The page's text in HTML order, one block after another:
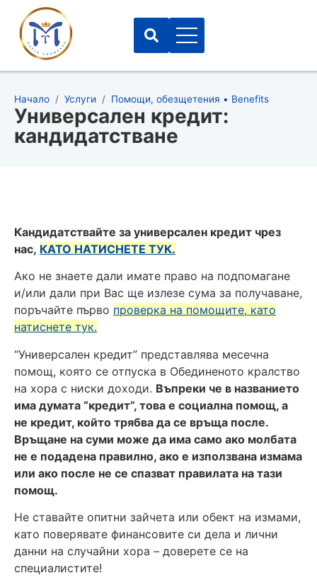
Начало / Услуги / Помощи, обезщетения • Benefits
Универсален кредит:
кандидатстване
Кандидатствайте за универсален кредит чрез
нас, КАТО НАТИСНЕТЕ ТУК.
Ако не знаете дали имате право на подпомагане
и/или дали при Вас ще излезе сума за получаване,
поръчайте първо проверка на помощите, като
натиснете тук.
“Универсален кредит” представлява месечна
помощ, която се отпуска в Обединеното кралство
на хора с ниски доходи. Въпреки че в названието
има думата “кредит”, това е социална помощ, а
не кредит, който трябва да се връща после.
Връщане на суми може да има само ако молбата
не е подадена правилно, ако е използвана измама
или ако после не се спазват правилата на тази
помощ.
Не ставайте опитни зайчета или обект на измами,
като поверявате финансовите си дела и лични
данни на случайни хора – доверете се на
специалистите!